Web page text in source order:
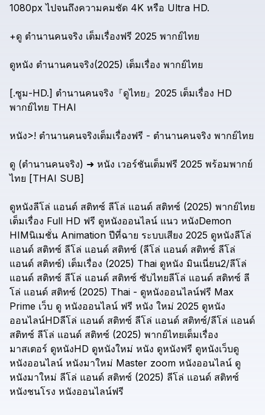
1080px ไปจนถึงความคมชัด 4K หรือ Ultra HD.
+ดู ตำนานคนจริง เต็มเรื่องฟรี 2025 พากย์ไทย
ดูหนัง ตำนานคนจริง(2025) เต็มเรื่อง พากย์ไทย
[.ซูม-HD.] ตำนานคนจริง『ดูไทย』2025 เต็มเรื่อง HD
พากย์ไทย THAI
หนัง>! ตำนานคนจริงเต็มเรื่องฟรี - ตำนานคนจริง พากย์ไทย
ดู (ตำนานคนจริง) ➜ หนัง เวอร์ชันเต็มฟรี 2025 พร้อมพากย์
ไทย [THAI SUB]
ดูหนังลีโล่ แอนด์ สติทซ์ ลีโล่ แอนด์ สติทซ์ (2025) พากย์ไทย
เต็มเรื่อง Full HD ฟรี ดูหนังออนไลน์ แนว หนังDemon
HIMนิเมชั่น Animation ปีที่ฉาย ระบบเสียง 2025 ดูหนังลีโล่
แอนด์ สติทซ์ ลีโล่ แอนด์ สติทซ์ (ลีโล่ แอนด์ สติทซ์ ลีโล่
แอนด์ สติทซ์) เต็มเรื่อง (2025) Thai ดูหนัง มินเนี่ยน2/ลีโล่
แอนด์ สติทซ์ ลีโล่ แอนด์ สติทซ์ ซับไทยลีโล่ แอนด์ สติทซ์ ลี
โล่ แอนด์ สติทซ์ (2025) Thai - ดูหนังออนไลน์ฟรี Max
Prime เว็บ ดู หนังออนไลน์ ฟรี หนัง ใหม่ 2025 ดูหนัง
ออนไลน์HDลีโล่ แอนด์ สติทซ์ ลีโล่ แอนด์ สติทซ์/ลีโล่ แอนด์
สติทซ์ ลีโล่ แอนด์ สติทซ์ (2025) พากย์ไทยเต็มเรื่อง
มาสเตอร์ ดูหนังHD ดูหนังใหม่ หนัง ดูหนังฟรี ดูหนังเว็บดู
หนังออนไลน์ หนังมาใหม่ Master zoom หนังออนไลน์ ดู
หนังมาใหม่ ลีโล่ แอนด์ สติทซ์ (2025) ลีโล่ แอนด์ สติทซ์
หนังชนโรง หนังออนไลน์ฟรี